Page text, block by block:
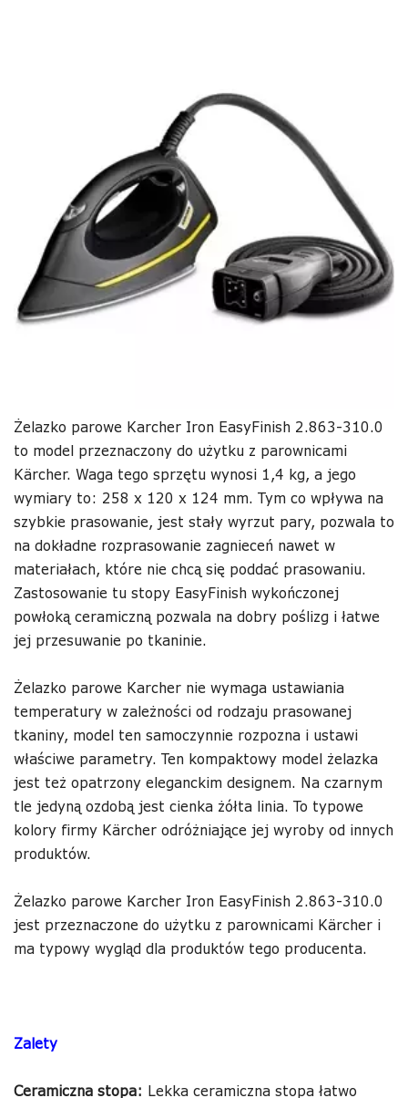
Żelazko parowe Karcher Iron EasyFinish 2.863-310.0
to model przeznaczony do użytku z parownicami
Kärcher. Waga tego sprzętu wynosi 1,4 kg, a jego
wymiary to: 258 x 120 x 124 mm. Tym co wpływa na
szybkie prasowanie, jest stały wyrzut pary, pozwala to
na dokładne rozprasowanie zagnieceń nawet w
materiałach, które nie chcą się poddać prasowaniu.
Zastosowanie tu stopy EasyFinish wykończonej
powłoką ceramiczną pozwala na dobry poślizg i łatwe
jej przesuwanie po tkaninie.
Żelazko parowe Karcher nie wymaga ustawiania
temperatury w zależności od rodzaju prasowanej
tkaniny, model ten samoczynnie rozpozna i ustawi
właściwe parametry. Ten kompaktowy model żelazka
jest też opatrzony eleganckim designem. Na czarnym
tle jedyną ozdobą jest cienka żółta linia. To typowe
kolory firmy Kärcher odróżniające jej wyroby od innych
produktów.
Żelazko parowe Karcher Iron EasyFinish 2.863-310.0
jest przeznaczone do użytku z parownicami Kärcher i
ma typowy wygląd dla produktów tego producenta.
Zalety
Ceramiczna stopa: Lekka ceramiczna stopa łatwo